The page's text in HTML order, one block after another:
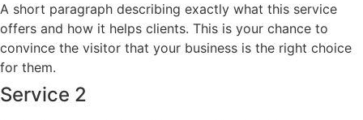
A short paragraph describing exactly what this service
offers and how it helps clients. This is your chance to
convince the visitor that your business is the right choice
for them.
Service 2